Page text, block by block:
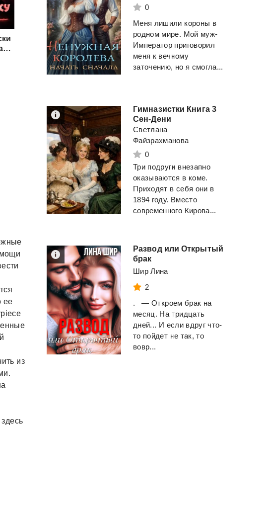
11) Книга одиннадцатая
Библиотека душ(ЛП)
Риггз Ренсом
Краткая история
времени...
Хокинг Стивен
ее
из
0
Меня лишили короны в
родном мире. Мой муж-
Император приговорил
меня к вечному
заточению, но я смогла...
Гимназистки Книга 3
Сен-Дени
Светлана
Файзрахманова
0
Три подруги внезапно
оказываются в коме.
Приходят в себя они в
1894 году. Вместо
современного Кирова...
Развод или Открытый
брак
Шир Лина
2
. — Откроем брак на
месяц. На тридцать
дней... И если вдруг что-
то пойдет не так, то
вовр...